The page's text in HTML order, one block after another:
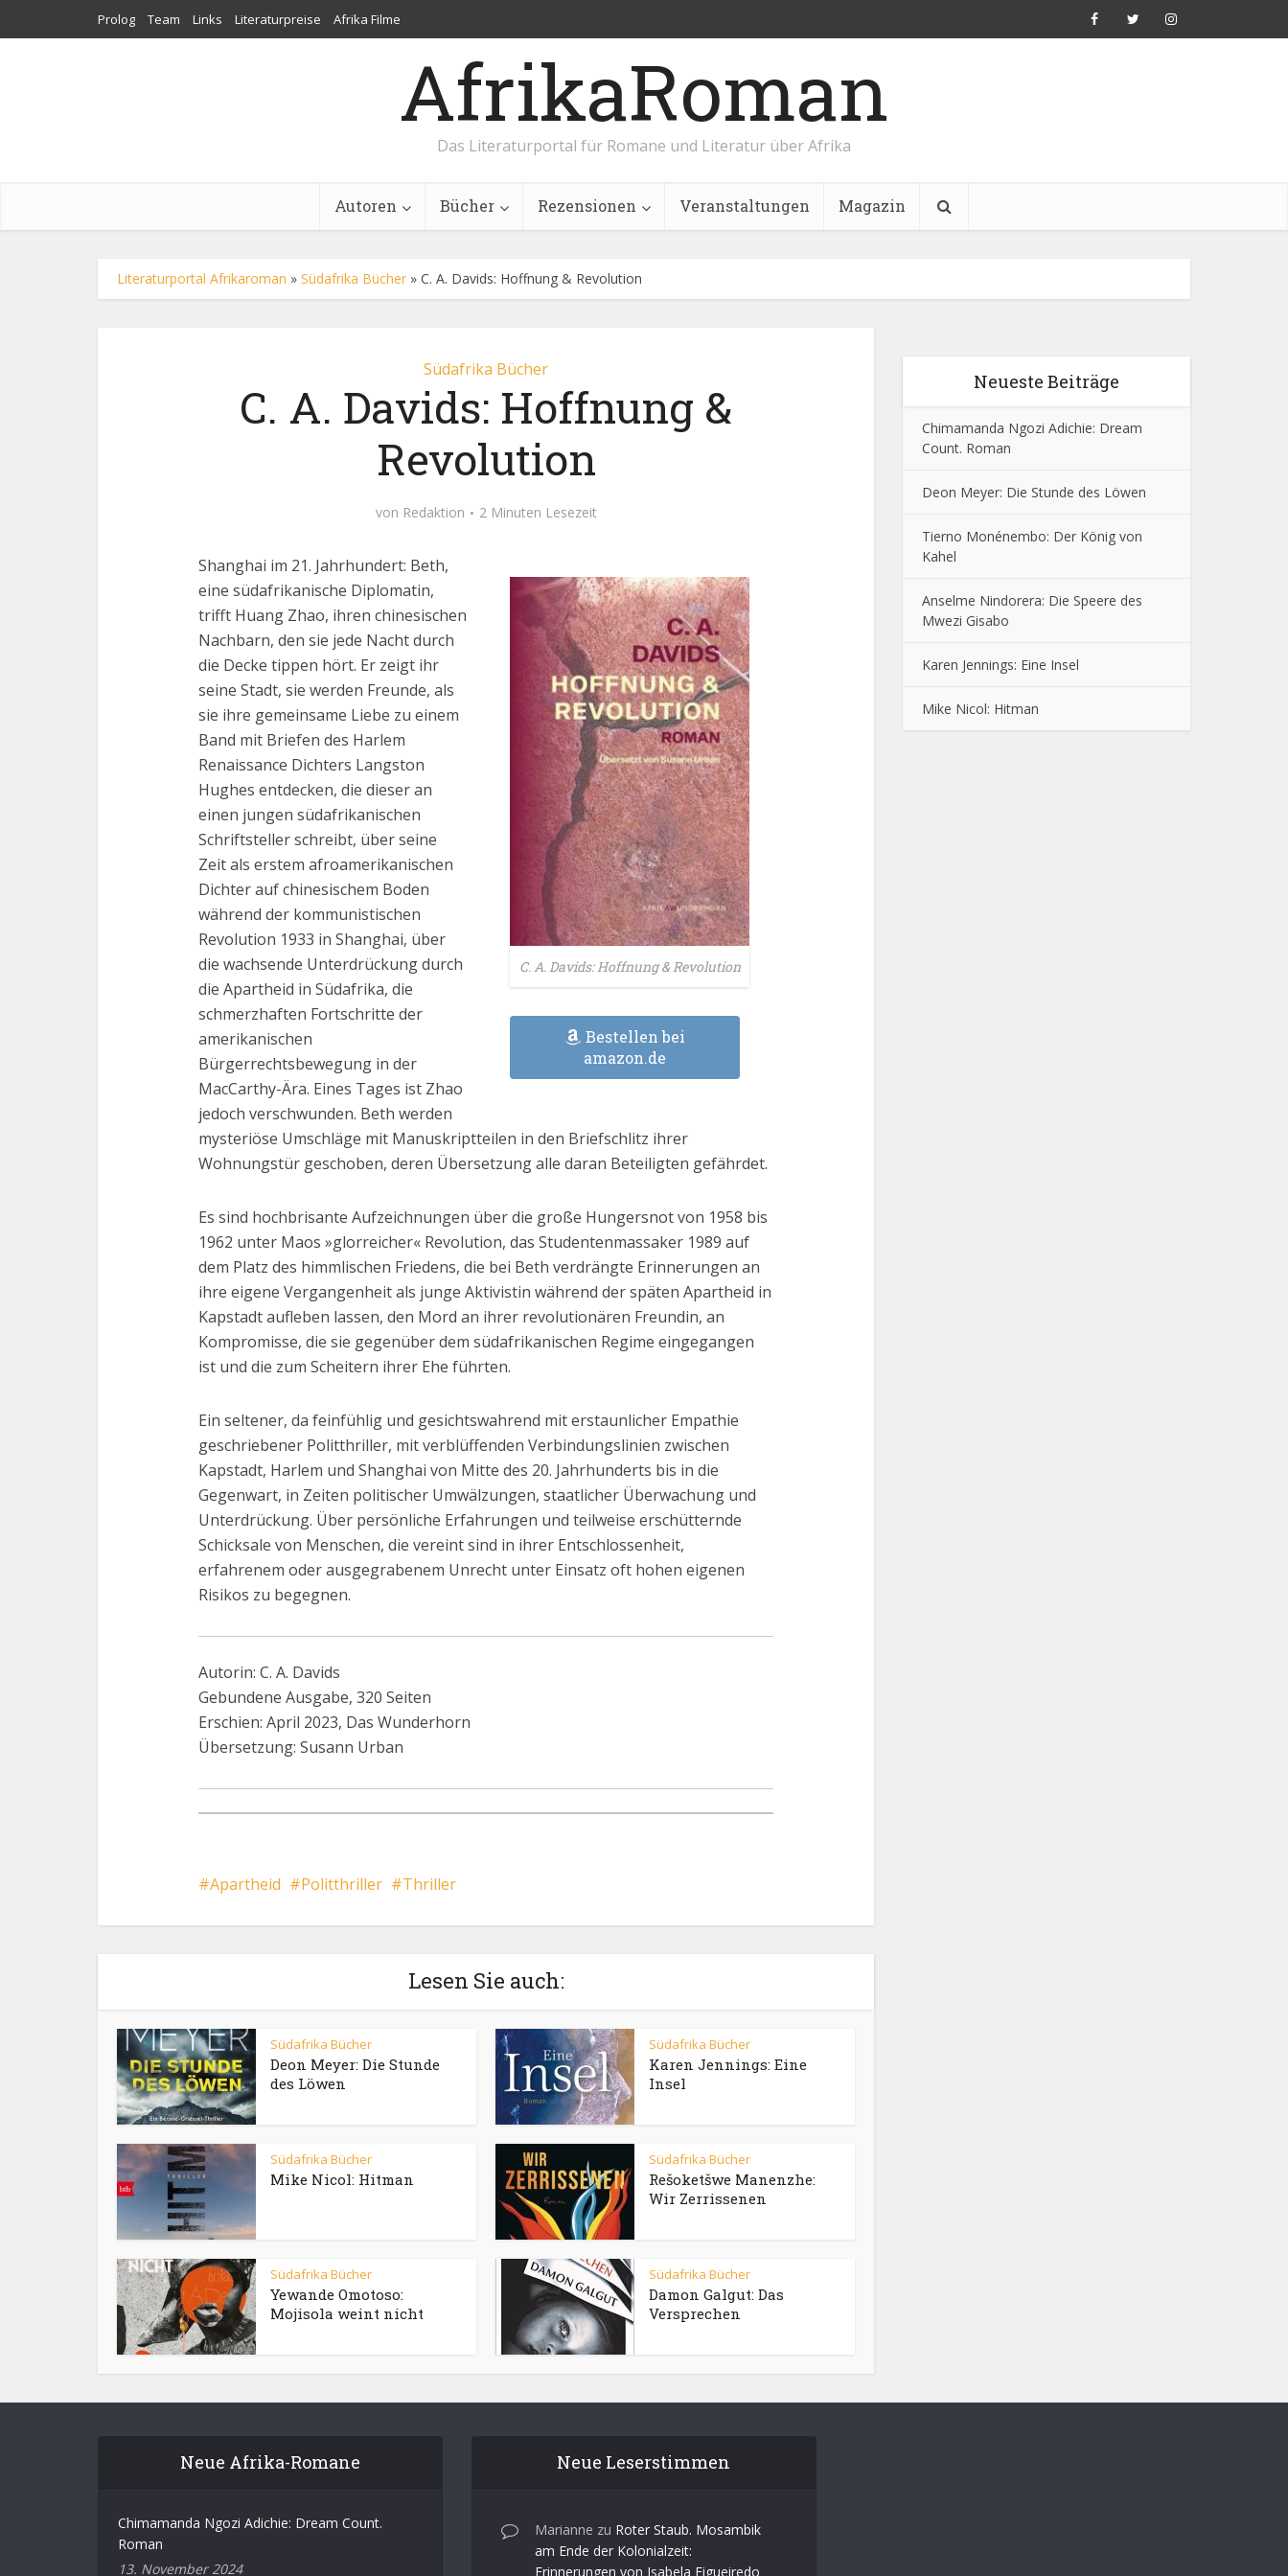
Prolog Team Links Literaturpreise Afrika Filme
AfrikaRoman
Das Literaturportal für Romane und Literatur über Afrika
Autoren Bücher Rezensionen Veranstaltungen Magazin
Literaturportal Afrikaroman » Südafrika Bücher » C. A. Davids: Hoffnung & Revolution
Südafrika Bücher
C. A. Davids: Hoffnung &
Revolution
von Redaktion 2 Minuten Lesezeit
C. A. Davids: Hoffnung & Revolution
Bestellen bei
amazon.de
Shanghai im 21. Jahrhundert: Beth,
eine südafrikanische Diplomatin,
trifft Huang Zhao, ihren chinesischen
Nachbarn, den sie jede Nacht durch
die Decke tippen hört. Er zeigt ihr
seine Stadt, sie werden Freunde, als
sie ihre gemeinsame Liebe zu einem
Band mit Briefen des Harlem
Renaissance Dichters Langston
Hughes entdecken, die dieser an
einen jungen südafrikanischen
Schriftsteller schreibt, über seine
Zeit als erstem afroamerikanischen
Dichter auf chinesischem Boden
während der kommunistischen
Revolution 1933 in Shanghai, über
die wachsende Unterdrückung durch
die Apartheid in Südafrika, die
schmerzhaften Fortschritte der
amerikanischen
Bürgerrechtsbewegung in der
MacCarthy-Ära. Eines Tages ist Zhao
jedoch verschwunden. Beth werden
mysteriöse Umschläge mit Manuskriptteilen in den Briefschlitz ihrer
Wohnungstür geschoben, deren Übersetzung alle daran Beteiligten gefährdet.
Es sind hochbrisante Aufzeichnungen über die große Hungersnot von 1958 bis
1962 unter Maos »glorreicher« Revolution, das Studentenmassaker 1989 auf
dem Platz des himmlischen Friedens, die bei Beth verdrängte Erinnerungen an
ihre eigene Vergangenheit als junge Aktivistin während der späten Apartheid in
Kapstadt aufleben lassen, den Mord an ihrer revolutionären Freundin, an
Kompromisse, die sie gegenüber dem südafrikanischen Regime eingegangen
ist und die zum Scheitern ihrer Ehe führten.
Ein seltener, da feinfühlig und gesichtswahrend mit erstaunlicher Empathie
geschriebener Politthriller, mit verblüffenden Verbindungslinien zwischen
Kapstadt, Harlem und Shanghai von Mitte des 20. Jahrhunderts bis in die
Gegenwart, in Zeiten politischer Umwälzungen, staatlicher Überwachung und
Unterdrückung. Über persönliche Erfahrungen und teilweise erschütternde
Schicksale von Menschen, die vereint sind in ihrer Entschlossenheit,
erfahrenem oder ausgegrabenem Unrecht unter Einsatz oft hohen eigenen
Risikos zu begegnen.
Autorin: C. A. Davids
Gebundene Ausgabe, 320 Seiten
Erschien: April 2023, Das Wunderhorn
Übersetzung: Susann Urban
Apartheid Politthriller Thriller
Lesen Sie auch:
Südafrika Bücher
Deon Meyer: Die Stunde
des Löwen
Südafrika Bücher
Karen Jennings: Eine
Insel
Südafrika Bücher
Mike Nicol: Hitman
Südafrika Bücher
Rešoketšwe Manenzhe:
Wir Zerrissenen
Südafrika Bücher
Yewande Omotoso:
Mojisola weint nicht
Südafrika Bücher
Damon Galgut: Das
Versprechen
Neueste Beiträge
Chimamanda Ngozi Adichie: Dream
Count. Roman
Deon Meyer: Die Stunde des Löwen
Tierno Monénembo: Der König von
Kahel
Anselme Nindorera: Die Speere des
Mwezi Gisabo
Karen Jennings: Eine Insel
Mike Nicol: Hitman
Neue Afrika-Romane
Chimamanda Ngozi Adichie: Dream Count.
Roman
13. November 2024
Neue Leserstimmen
Marianne zu Roter Staub. Mosambik
am Ende der Kolonialzeit:
Erinnerungen von Isabela Figueiredo